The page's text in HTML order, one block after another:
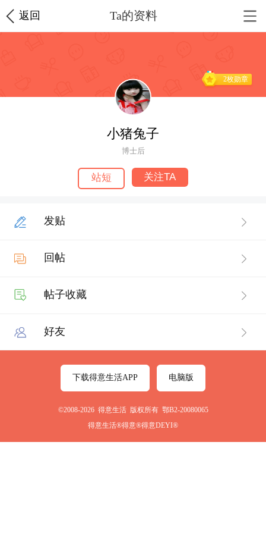
返回 Ta的资料
2枚勋章
小猪兔子
博士后
站短 关注TA
发贴
回帖
帖子收藏
好友
下载得意生活APP 电脑版
©2008-2026 得意生活 版权所有 鄂B2-20080065
得意生活®得意®得意DEYI®